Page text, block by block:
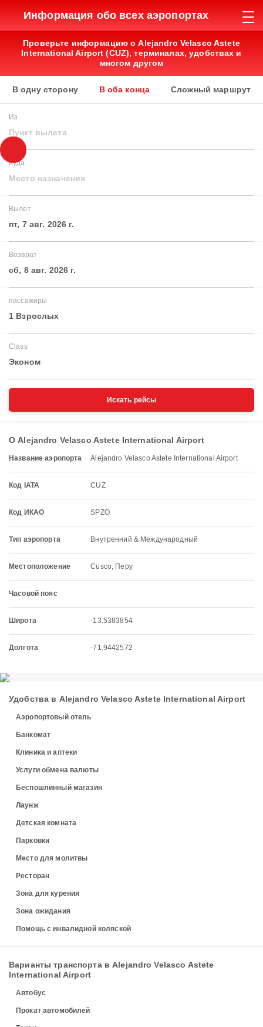
Информация обо всех аэропортах
Проверьте информацию о Alejandro Velasco Astete
International Airport (CUZ), терминалах, удобствах и
многом другом
В одну сторону В оба конца Сложный маршрут
Из
Пункт вылета
Куда
Место назначения
Вылет
пт, 7 авг. 2026 г.
Возврат
сб, 8 авг. 2026 г.
пассажиры
1 Взрослых
Class
Эконом
Искать рейсы
О Alejandro Velasco Astete International Airport
Название аэропорта Alejandro Velasco Astete International Airport
Код IATA CUZ
Код ИКАО SPZO
Тип аэропорта Внутренний & Международный
Местоположение Cusco, Перу
Часовой пояс
Широта -13.5383854
Долгота -71.9442572
Удобства в Alejandro Velasco Astete International Airport
Аэропортовый отель
Банкомат
Клиника и аптеки
Услуги обмена валюты
Беспошлинный магазин
Лаунж
Детская комната
Парковки
Место для молитвы
Ресторан
Зона для курения
Зона ожидания
Помощь с инвалидной коляской
Варианты транспорта в Alejandro Velasco Astete
International Airport
Автобус
Прокат автомобилей